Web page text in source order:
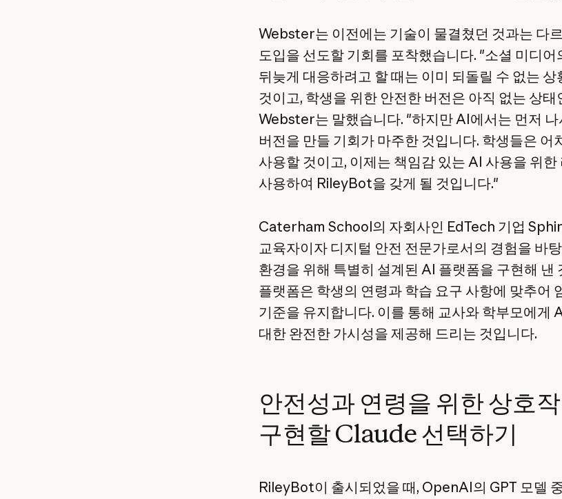
Webster는 이전에는 기술이 물결쳤던 것과는 다
도입을 선도할 기회를 포착했습니다. "소셜 미디어
뒤늦게 대응하려고 할 때는 이미 되돌릴 수 없는 상
것이고, 학생을 위한 안전한 버전은 아직 없는 상
Webster는 말했습니다. "하지만 AI에서는 먼저 나
버전을 만들 기회가 마주한 것입니다. 학생들은 어
사용할 것이고, 이제는 책임감 있는 AI 사용을 위한
사용하여 RileyBot을 갖게 될 것입니다."
Caterham School의 자회사인 EdTech 기업
교육자이자 디지털 안전 전문가로서의 경험을 바
환경을 위해 특별히 설계된 AI 플랫폼을 구현해 낸
플랫폼은 학생의 연령과 학습 요구 사항에 맞추어
기준을 유지합니다. 이를 통해 교사와 학부모에게
대한 완전한 가시성을 제공해 드리는 것입니다.
안전성과 연령을 위한 상호
구현할 Claude 선택하기
RileyBot이 출시되었을 때, OpenAI의 GPT 모델